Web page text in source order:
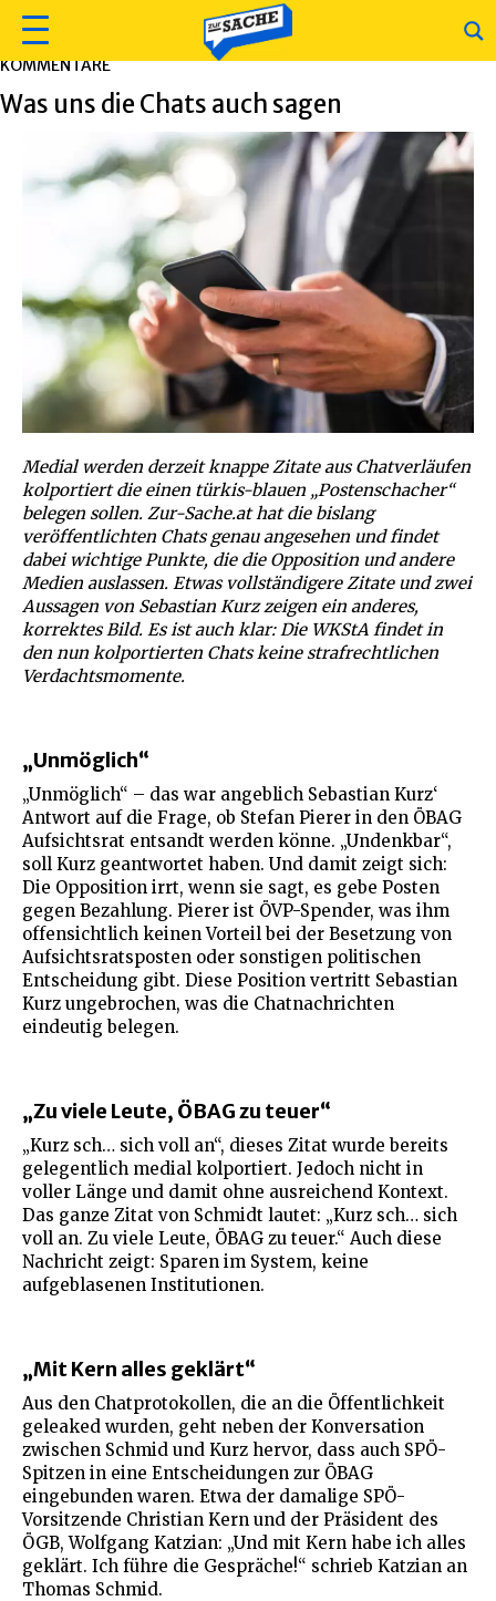
KOMMENTARE
Was uns die Chats auch sagen
Medial werden derzeit knappe Zitate aus Chatverläufen
kolportiert die einen türkis-blauen „Postenschacher“
belegen sollen. Zur-Sache.at hat die bislang
veröffentlichten Chats genau angesehen und findet
dabei wichtige Punkte, die die Opposition und andere
Medien auslassen. Etwas vollständigere Zitate und zwei
Aussagen von Sebastian Kurz zeigen ein anderes,
korrektes Bild. Es ist auch klar: Die WKStA findet in
den nun kolportierten Chats keine strafrechtlichen
Verdachtsmomente.
„Unmöglich“
„Unmöglich“ – das war angeblich Sebastian Kurz‘
Antwort auf die Frage, ob Stefan Pierer in den ÖBAG
Aufsichtsrat entsandt werden könne. „Undenkbar“,
soll Kurz geantwortet haben. Und damit zeigt sich:
Die Opposition irrt, wenn sie sagt, es gebe Posten
gegen Bezahlung. Pierer ist ÖVP-Spender, was ihm
offensichtlich keinen Vorteil bei der Besetzung von
Aufsichtsratsposten oder sonstigen politischen
Entscheidung gibt. Diese Position vertritt Sebastian
Kurz ungebrochen, was die Chatnachrichten
eindeutig belegen.
„Zu viele Leute, ÖBAG zu teuer“
„Kurz sch… sich voll an“, dieses Zitat wurde bereits
gelegentlich medial kolportiert. Jedoch nicht in
voller Länge und damit ohne ausreichend Kontext.
Das ganze Zitat von Schmidt lautet: „Kurz sch… sich
voll an. Zu viele Leute, ÖBAG zu teuer.“ Auch diese
Nachricht zeigt: Sparen im System, keine
aufgeblasenen Institutionen.
„Mit Kern alles geklärt“
Aus den Chatprotokollen, die an die Öffentlichkeit
geleaked wurden, geht neben der Konversation
zwischen Schmid und Kurz hervor, dass auch SPÖ-
Spitzen in eine Entscheidungen zur ÖBAG
eingebunden waren. Etwa der damalige SPÖ-
Vorsitzende Christian Kern und der Präsident des
ÖGB, Wolfgang Katzian: „Und mit Kern habe ich alles
geklärt. Ich führe die Gespräche!“ schrieb Katzian an
Thomas Schmid.